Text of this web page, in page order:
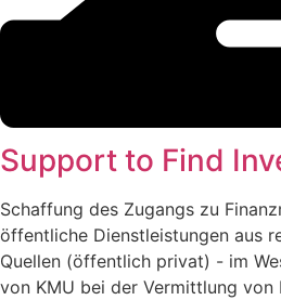
Support to Find
Schaffung des Zugangs zu
öffentliche Dienstleistungen aus
Quellen (öffentlich privat) - im
von KMU bei der Vermittlung von